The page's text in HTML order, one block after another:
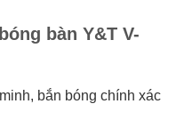
bàn Y&T V-
bắn bóng chính xác